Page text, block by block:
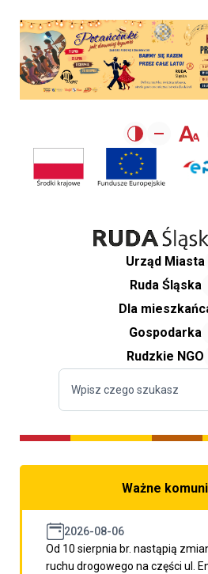
Urząd Miasta
Ruda Śląska
Dla
Gospodarka
Rudzkie NGO
Ważne
2026-08-06
Od 10 sierpnia br. nastąpią
ruchu drogowego na części ul.